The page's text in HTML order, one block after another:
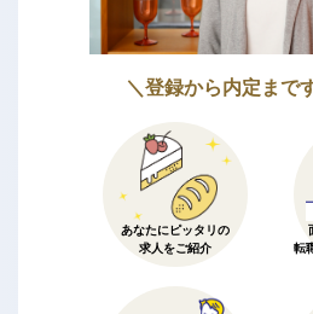
＼登録から内定まで
あなたにピッタリの
求人をご紹介
転